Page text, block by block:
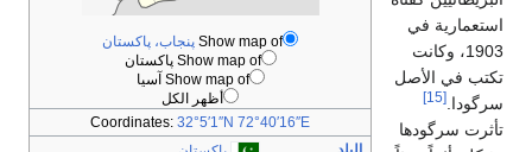
Show map of
Show map of پاكستان
Show map of آسيا
أظهر الكل
Coordinates:
32°5′1″N
72°40′16″E